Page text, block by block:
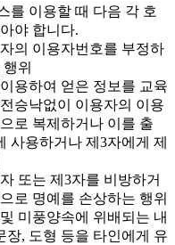
를 이용할 때 다음 각 호
야 합니다.
의 이용자번호를 부정하
위
용하여 얻은 정보를 교육
승낙없이 이용자의 이용
로 복제하거나 이를 출
사용하거나 제3자에게 제
또는 제3자를 비방하거
로 명예를 손상하는 행위
미풍양속에 위배되는 내
장, 도형 등을 타인에게 유